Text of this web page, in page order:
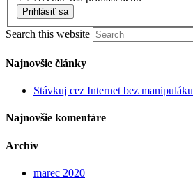
Prihlásiť sa
Search this website
Najnovšie články
Stávkuj cez Internet bez manipuláku
Najnovšie komentáre
Archív
marec 2020